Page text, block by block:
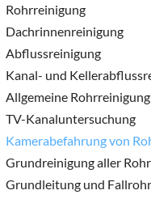
Rohrreinigung
Dachrinnenreinigung
Abflussreinigung
Kanal- und
Allgemeine Rohrreinigung
TV-Kanaluntersuchung
Kamerabefahrung von
Grundreinigung aller
Grundleitung und